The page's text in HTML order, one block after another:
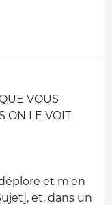
VOUS
ON LE VOIT
et m'en
et, dans un